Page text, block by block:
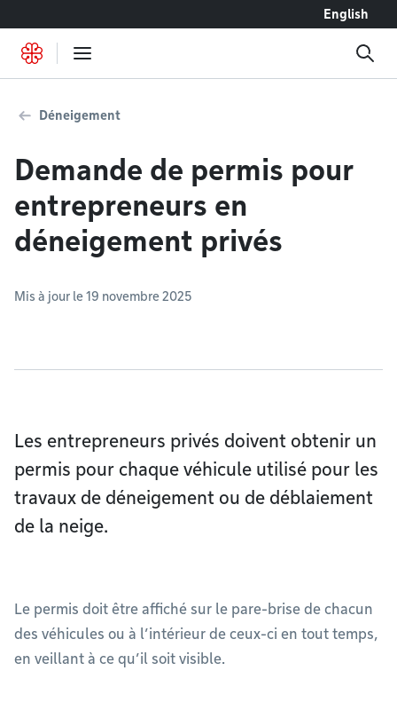
English
Déneigement
Demande de permis pour
entrepreneurs en
déneigement privés
Mis à jour le 19 novembre 2025
Les entrepreneurs privés doivent obtenir un
permis pour chaque véhicule utilisé pour les
travaux de déneigement ou de déblaiement
de la neige.
Le permis doit être affiché sur le pare-brise de chacun
des véhicules ou à l’intérieur de ceux-ci en tout temps,
en veillant à ce qu’il soit visible.